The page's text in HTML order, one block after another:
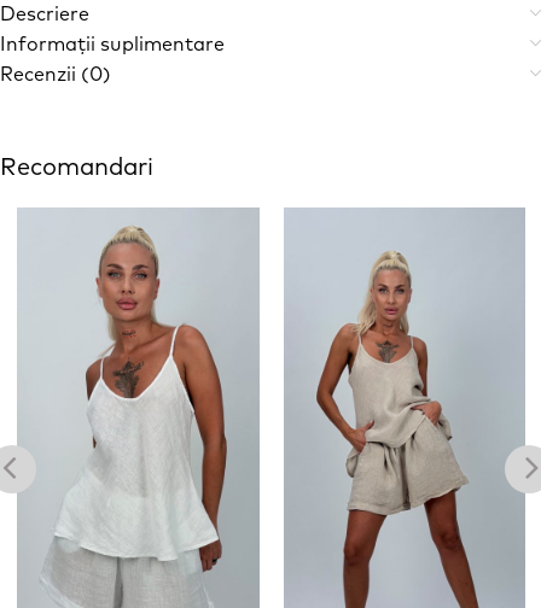
Descriere
Informații suplimentare
Recenzii (0)
Recomandari